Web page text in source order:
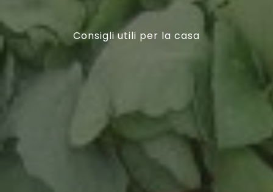
Consigli utili per la casa